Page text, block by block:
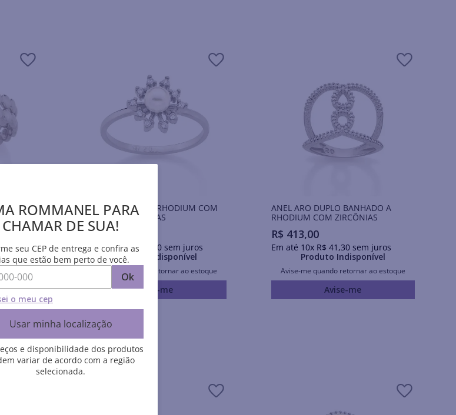
A
ANEL BANHADO A RHODIUM COM
PÉROLA E ZIRCÔNIAS
R$ 216,
Em até10x R$ 60sem juros
Produto Indisponível
Avise-me quando retornar ao estoque
Avise-me
ANEL ARO DUPLO BANHADO A
RHODIUM COM ZIRCÔNIAS
R$ 413,00
Em até 10x R$ 41 ,30sem juros
Produto Indisponível
Avise-me quando retornar ao estoque
Avise-me
ROMMANEL PARA
CHAMAR DE SUA!
seu CEP de entrega e confira as
que estão bem perto de você.
Ok
o meu cep
Usar minha localização
e disponibilidade dos produtos
variar de acordo com a região
selecionada.